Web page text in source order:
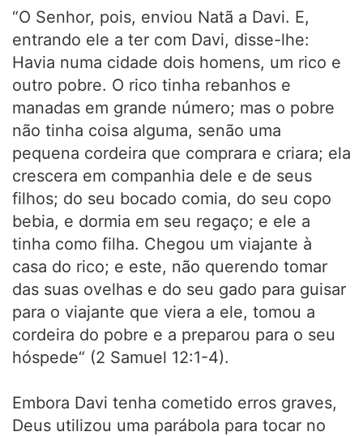
“O Senhor, pois, enviou Natã a Davi. E,
entrando ele a ter com Davi, disse-lhe:
Havia numa cidade dois homens, um rico e
outro pobre. O rico tinha rebanhos e
manadas em grande número; mas o pobre
não tinha coisa alguma, senão uma
pequena cordeira que comprara e criara; ela
crescera em companhia dele e de seus
filhos; do seu bocado comia, do seu copo
bebia, e dormia em seu regaço; e ele a
tinha como filha. Chegou um viajante à
casa do rico; e este, não querendo tomar
das suas ovelhas e do seu gado para guisar
para o viajante que viera a ele, tomou a
cordeira do pobre e a preparou para o seu
hóspede“ (2 Samuel 12:1-4).
Embora Davi tenha cometido erros graves,
Deus utilizou uma parábola para tocar no